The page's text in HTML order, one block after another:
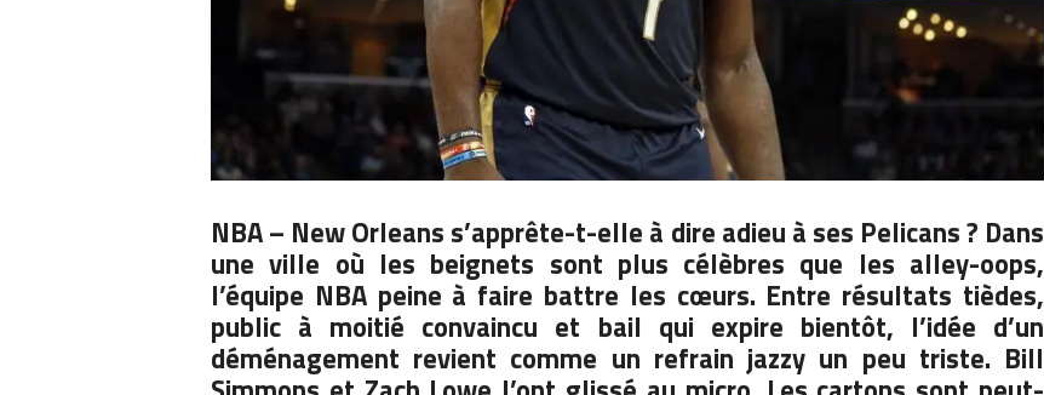
NBA – New Orleans s’apprête-t-elle à dire adieu à ses Pelicans ? Dans
une ville où les beignets sont plus célèbres que les alley-oops,
l’équipe NBA peine à faire battre les cœurs. Entre résultats tièdes,
public à moitié convaincu et bail qui expire bientôt, l’idée d’un
déménagement revient comme un refrain jazzy un peu triste. Bill